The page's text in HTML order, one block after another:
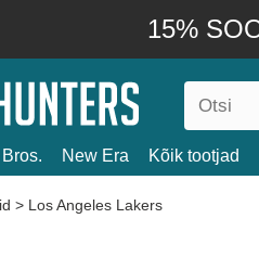
15%
New Era Kõik tootjad
> Los Angeles Lakers